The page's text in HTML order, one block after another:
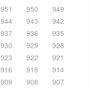
951 950
949
944 943
942
937 936
935
930 929
928
923 922
921
916 915
914
909 908
907